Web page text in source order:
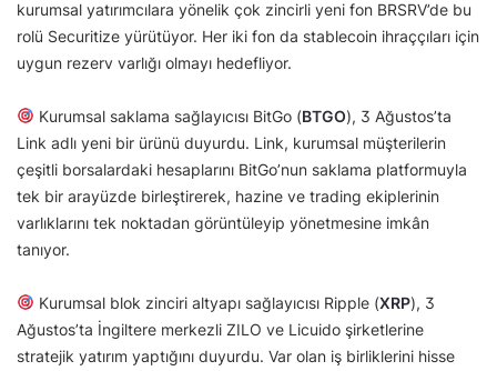
kurumsal yatırımcılara yönelik çok zincirli yeni fon BRSRV’de bu
rolü Securitize yürütüyor. Her iki fon da stablecoin ihraççıları için
uygun rezerv varlığı olmayı hedefliyor.
Kurumsal saklama sağlayıcısı BitGo (BTGO), 3 Ağustos’ta
Link adlı yeni bir ürünü duyurdu. Link, kurumsal müşterilerin
çeşitli borsalardaki hesaplarını BitGo’nun saklama platformuyla
tek bir arayüzde birleştirerek, hazine ve trading ekiplerinin
varlıklarını tek noktadan görüntüleyip yönetmesine imkân
tanıyor.
Kurumsal blok zinciri altyapı sağlayıcısı Ripple (XRP), 3
Ağustos’ta İngiltere merkezli ZILO ve Licuido şirketlerine
stratejik yatırım yaptığını duyurdu. Var olan iş birliklerini hisse